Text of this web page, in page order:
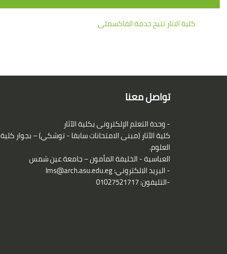
كلية الاثار تتيح خدمة الفاكسملى
تواصل معنا
- وحدة التعلم الإلكترونى بكلية الآثار
كلية الآثار (مبنى الامتحانات سابقا - توشكي) – بجوار كلية
العلوم.
العباسية - الخليفة المأمون – جامعة عين شمس
- البريد الالكتروني:lms@arch.asu.edu.eg
-التليفون: 01027521717